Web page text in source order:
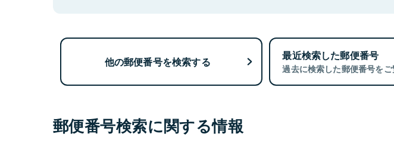
他の郵便番号を検索する 最近検索した郵便番号
過去に検索した郵便番号をご
郵便番号検索に関する情報